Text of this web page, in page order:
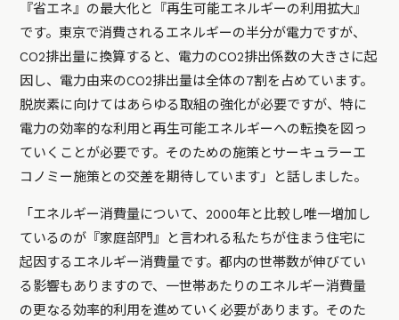
『省エネ』の最大化と『再生可能エネルギーの利用拡大』
です。東京で消費されるエネルギーの半分が電力ですが、
CO2排出量に換算すると、電力のCO2排出係数の大きさに起
因し、電力由来のCO2排出量は全体の7割を占めています。
脱炭素に向けてはあらゆる取組の強化が必要ですが、特に
電力の効率的な利用と再生可能エネルギーへの転換を図っ
ていくことが必要です。そのための施策とサーキュラーエ
コノミー施策との交差を期待しています」と話しました。
「エネルギー消費量について、2000年と比較し唯一増加し
ているのが『家庭部門』と言われる私たちが住まう住宅に
起因するエネルギー消費量です。都内の世帯数が伸びてい
る影響もありますので、一世帯あたりのエネルギー消費量
の更なる効率的利用を進めていく必要があります。そのた